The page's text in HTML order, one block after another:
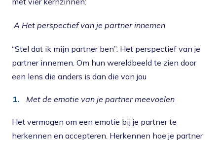
A Het perspectief van je partner innemen
“Stel dat ik mijn partner ben”. Het perspectief van je
partner innemen. Om hun wereldbeeld te zien door
een lens die anders is dan die van jou
Met de emotie van je partner meevoelen
Het vermogen om een ​​emotie bij je partner te
herkennen en accepteren. Herkennen hoe je partner